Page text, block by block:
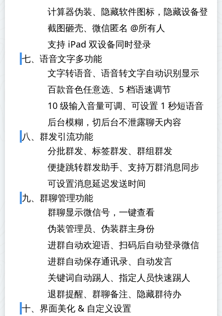
计算器伪装、隐藏软件图标，隐藏设备登录
截图砸壳、微信匿名 @所有人
支持 iPad 双设备同时登录
七、语音文字多功能
文字转语音、语音转文字自动识别显示
百款音色任意选、5 档语速调节
10 级输入音量可调、可设置 1 秒短语音
后台模糊，切后台不泄露聊天内容
八、群发引流功能
分批群发、标签群发、群组群发
便捷跳转群发助手、支持万群消息同步
可设置消息延迟发送时间
九、群聊管理功能
群聊显示微信号，一键查看
伪装管理员、伪装群主身份
进群自动欢迎语、扫码后自动登录微信
进群自动保存通讯录、自动发言
关键词自动踢人、指定人员快速踢人
退群提醒、群聊备注、隐藏群待办
十、界面美化 & 自定义设置